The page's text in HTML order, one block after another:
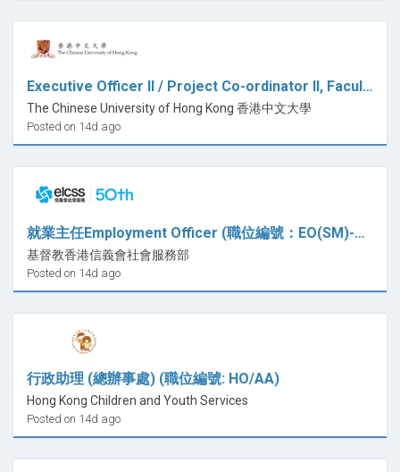
Executive Officer II / Project Co-ordinator II, Faculty Office
The Chinese University of Hong Kong 香港中文大學
Posted on 14d ago
就業主任Employment Officer (職位編號：EO(SM)-GTC)
基督教香港信義會社會服務部
Posted on 14d ago
行政助理 (總辦事處) (職位編號: HO/AA)
Hong Kong Children and Youth Services
Posted on 14d ago